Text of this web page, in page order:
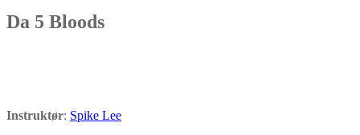
Da 5 Bloods
Instruktør: Spike Lee